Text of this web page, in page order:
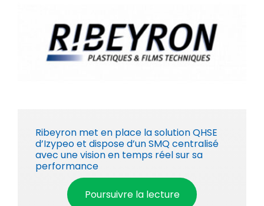
Ribeyron met en place la solution QHSE
d’Izypeo et dispose d’un SMQ centralisé
avec une vision en temps réel sur sa
performance
Poursuivre la lecture